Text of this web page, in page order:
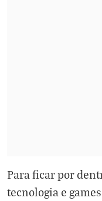
Para ficar por
tecnologia e